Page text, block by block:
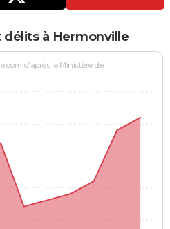
à Hermonville
d'après le Ministère de